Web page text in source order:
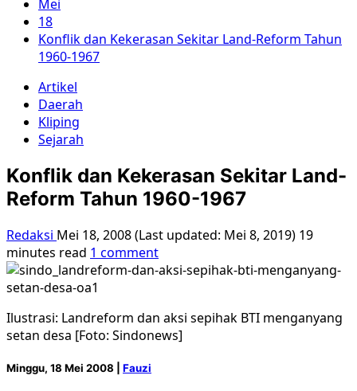
Mei
18
Konflik dan Kekerasan Sekitar Land-Reform Tahun
1960-1967
Artikel
Daerah
Kliping
Sejarah
Konflik dan Kekerasan Sekitar Land-
Reform Tahun 1960-1967
Redaksi Mei 18, 2008 (Last updated: Mei 8, 2019) 19
minutes read 1 comment
Ilustrasi: Landreform dan aksi sepihak BTI menganyang
setan desa [Foto: Sindonews]
Minggu, 18 Mei 2008 | Fauzi